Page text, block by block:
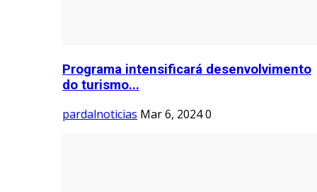
Programa intensificará desenvolvimento
do turismo...
pardalnoticias Mar 6, 20240